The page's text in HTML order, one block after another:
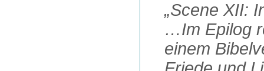
„Scene XII:
…Im Epilog
einem